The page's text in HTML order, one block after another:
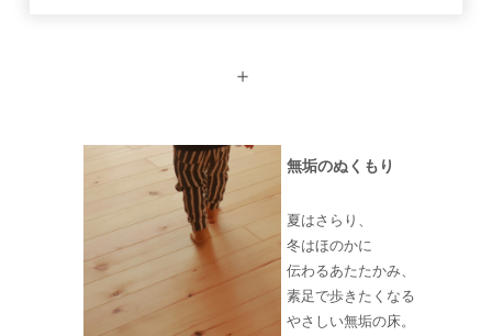
＋
無垢のぬくもり
夏はさらり、
冬はほのかに
伝わるあたたかみ、
素足で歩きたくなる
やさしい無垢の床。